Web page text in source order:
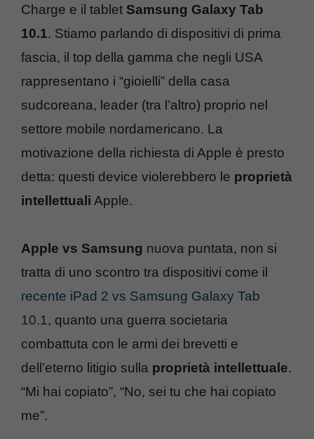
Charge e il tablet Samsung Galaxy Tab
10.1. Stiamo parlando di dispositivi di prima
fascia, il top della gamma che negli USA
rappresentano i “gioielli” della casa
sudcoreana, leader (tra l’altro) proprio nel
settore mobile nordamericano. La
motivazione della richiesta di Apple è presto
detta: questi device violerebbero le proprietà
intellettuali Apple.
Apple vs Samsung nuova puntata, non si
tratta di uno scontro tra dispositivi come il
recente iPad 2 vs Samsung Galaxy Tab
10.1, quanto una guerra societaria
combattuta con le armi dei brevetti e
dell’eterno litigio sulla proprietà intellettuale.
“Mi hai copiato”, “No, sei tu che hai copiato
me”.